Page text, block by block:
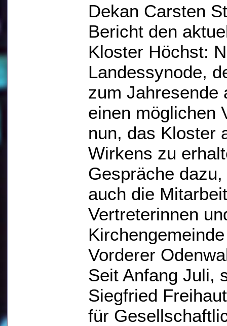
Dekan Carsten
Bericht den
Kloster Höchst:
Landessynode,
zum Jahresende
einen möglichen
nun, das Kloster
Wirkens zu
Gespräche
auch die
Vertreterinnen
Vorderer
Seit Anfang Juli,
Siegfried
für